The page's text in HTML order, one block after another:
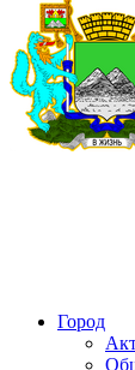
Город